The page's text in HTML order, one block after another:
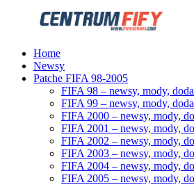
Home
Newsy
Patche FIFA 98-2005
FIFA 98 – newsy, mody,
FIFA 99 – newsy, mody,
FIFA 2000 – newsy, mody,
FIFA 2001 – newsy, mody,
FIFA 2002 – newsy, mody,
FIFA 2003 – newsy, mody,
FIFA 2004 – newsy, mody,
FIFA 2005 – newsy, mody,